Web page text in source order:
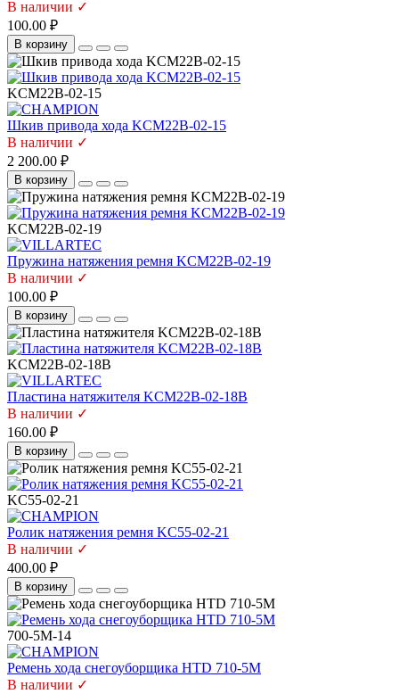
В наличии ✓
100.00 ₽
В корзину
KCM22B-02-15
Шкив привода хода KCM22B-02-15
В наличии ✓
2 200.00 ₽
В корзину
KCM22B-02-19
Пружина натяжения ремня KCM22B-02-19
В наличии ✓
100.00 ₽
В корзину
KCM22B-02-18B
Пластина натяжителя KCM22B-02-18B
В наличии ✓
160.00 ₽
В корзину
KC55-02-21
Ролик натяжения ремня KC55-02-21
В наличии ✓
400.00 ₽
В корзину
700-5M-14
Ремень хода снегоуборщика HTD 710-5M
В наличии ✓